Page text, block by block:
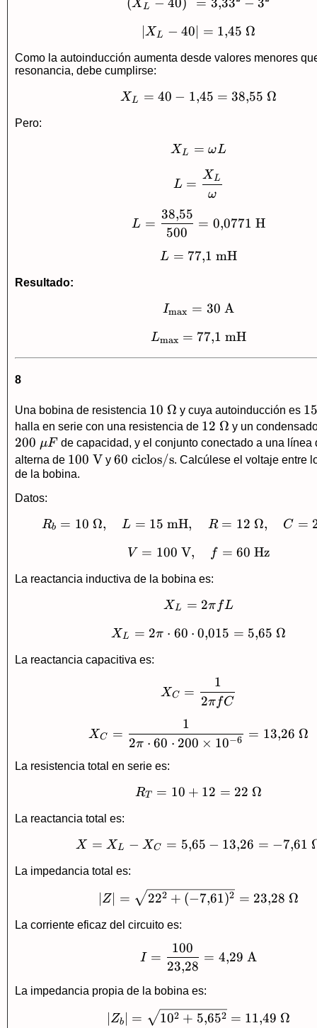
XL
\left|X_L-
∣XL − 40 = 1,45 Ω
Como la autoinducción aumenta desde valores menores
resonancia, debe cumplirse:
X_L=40-
XL = 40 − 1,45 = 38,55 Ω
Pero:
X_L=\omega L
XL = ωL
L =
ω
XL
L =
500
38,55
= 0,0771 H
L=77{,}1\
L = 77,1 mH
Resultado:
I_{\max}=30\
Imax = 30 A
Lmax = 77,1 mH
8
Una bobina de resistencia 10\
\Omega
10 Ω y cuya autoinducción es 15
halla en serie con una resistencia de 12\
\Omega
12 Ω y un
200 μF de capacidad, y el conjunto conectado a una línea
alterna de 100\
\text{V}
100 V y 60\
60 ciclos/s. Calcúlese el voltaje entre
de la bobina.
Datos:
R_b=10\
Rb = 10 Ω, L = 15 mH, R = 12 Ω, C =
V=100\
V = 100 V, f = 60 Hz
La reactancia inductiva de la bobina es:
X_L=2\pi fL
XL = 2π f L
XL = 2π ⋅ 60 ⋅ 0,015 = 5,65 Ω
La reactancia capacitiva es:
XC =
2πfC
1
XC =
2π ⋅ 60 ⋅ 200 × 10−6
1
= 13,26 Ω
La resistencia total en serie es:
R_T=10+12=22\
RT = 10 + 12 = 22 Ω
La reactancia total es:
X=X_L-
X = XL − XC = 5,65 − 13,26 = −7,61
La impedancia total es:
|Z|=\sqrt{22^2+(-
∣Z∣ = 222 + (−7,61)2 = 23,28 Ω
La corriente eficaz del circuito es:
I =
23,28
100
= 4,29 A
La impedancia propia de la bobina es:
Zb = 102 + 5,652 = 11,49 Ω